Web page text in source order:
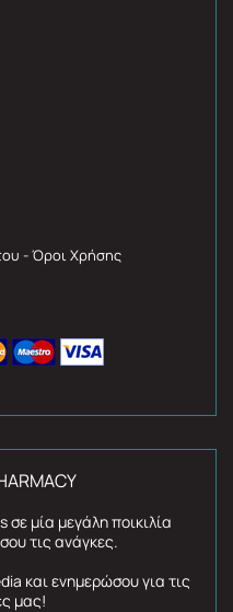
- Όροι Χρήσης
μία μεγάλη ποικιλία
τις ανάγκες.
και ενημερώσου για τις
μας!